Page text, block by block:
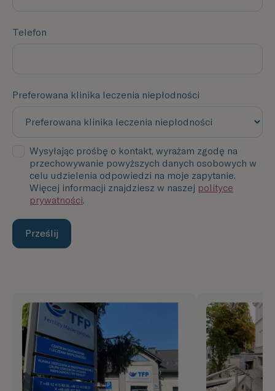
Telefon
Preferowana klinika leczenia niepłodności
Wysyłając prośbę o kontakt, wyrażam zgodę na
przechowywanie powyższych danych osobowych w
celu udzielenia odpowiedzi na moje zapytanie.
Więcej informacji znajdziesz w naszej polityce
prywatności.
Prześlij